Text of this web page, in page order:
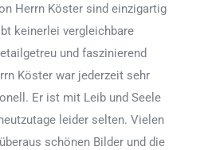
Herrn Köster sind einzigartig
keinerlei vergleichbare
und faszinierend
Köster war jederzeit sehr
Er ist mit Leib und Seele
leider selten. Vielen
schönen Bilder und die